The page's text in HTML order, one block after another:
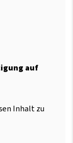
auf
Inhalt zu